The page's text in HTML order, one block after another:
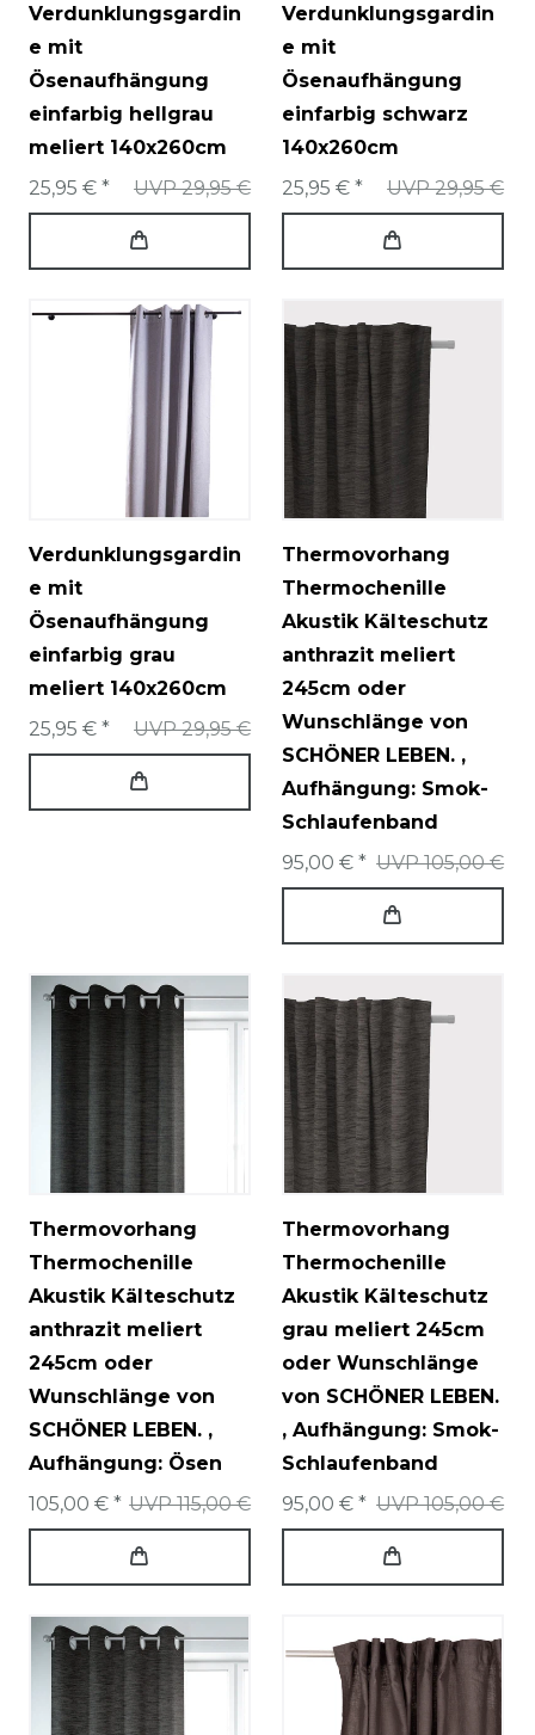
Verdunklungsgardin
e mit
Ösenaufhängung
einfarbig hellgrau
meliert 140x260cm
UVP 29,95 €
25,95 € *
Verdunklungsgardin
e mit
Ösenaufhängung
einfarbig schwarz
140x260cm
UVP 29,95 €
25,95 € *
Verdunklungsgardin
e mit
Ösenaufhängung
einfarbig grau
meliert 140x260cm
UVP 29,95 €
25,95 € *
Thermovorhang
Thermochenille
Akustik Kälteschutz
anthrazit meliert
245cm oder
Wunschlänge von
SCHÖNER LEBEN. ,
Aufhängung: Smok-
Schlaufenband
UVP 105,00 €
95,00 € *
Thermovorhang
Thermochenille
Akustik Kälteschutz
anthrazit meliert
245cm oder
Wunschlänge von
SCHÖNER LEBEN. ,
Aufhängung: Ösen
UVP 115,00 €
105,00 € *
Thermovorhang
Thermochenille
Akustik Kälteschutz
grau meliert 245cm
oder Wunschlänge
von SCHÖNER LEBEN.
, Aufhängung: Smok-
Schlaufenband
UVP 105,00 €
95,00 € *